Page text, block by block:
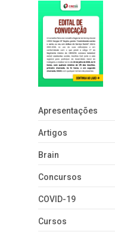
Apresentações
Artigos
Brain
Concursos
COVID-19
Cursos